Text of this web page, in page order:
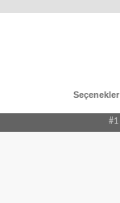
Seçenekler
#1